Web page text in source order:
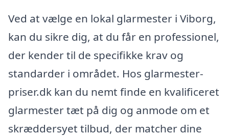
Ved at vælge en lokal glarmester i Viborg,
kan du sikre dig, at du får en professionel,
der kender til de specifikke krav og
standarder i området. Hos glarmester-
priser.dk kan du nemt finde en kvalificeret
glarmester tæt på dig og anmode om et
skræddersyet tilbud, der matcher dine